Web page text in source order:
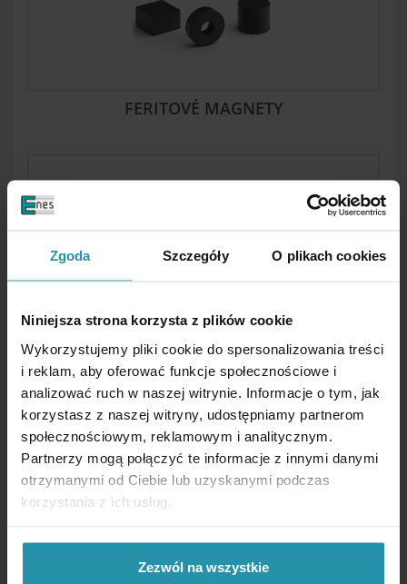
Zgoda Szczegóły O plikach cookies
Niniejsza strona korzysta z plików cookie
Wykorzystujemy pliki cookie do spersonalizowania treści
i reklam, aby oferować funkcje społecznościowe i
analizować ruch w naszej witrynie. Informacje o tym, jak
korzystasz z naszej witryny, udostępniamy partnerom
społecznościowym, reklamowym i analitycznym.
Partnerzy mogą połączyć te informacje z innymi danymi
otrzymanymi od Ciebie lub uzyskanymi podczas
korzystania z ich usług.
Zezwól na wszystkie
FERITOVÉ MAGNETY
FLEXIBILNÉ MAGNETY